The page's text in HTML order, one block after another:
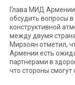
Глава МИД
обсудить вопросы
конструктивной
между двумя
Мирзоян отметил,
Армении есть
партнерами в
что стороны